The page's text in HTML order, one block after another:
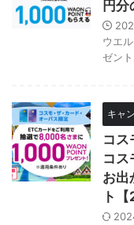
円
ウエ
ゼント
キャ
コ
コス
お出
ト